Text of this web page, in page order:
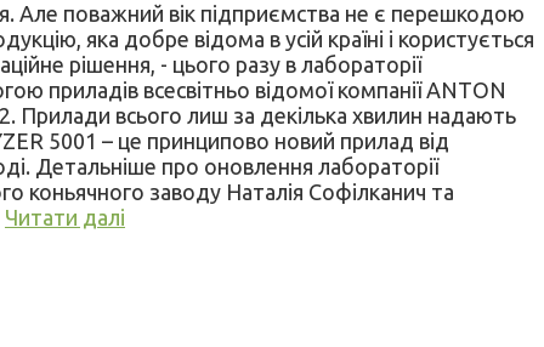
Але поважний вік підприємства не є перешкодою
яка добре відома в усій країні і користується
рішення, - цього разу в лабораторії
приладів всесвітньо відомої компанії ANTON
Прилади всього лиш за декілька хвилин надають
5001 – це принципово новий прилад від
Детальніше про оновлення лабораторії
коньячного заводу Наталія Софілканич та
Читати далі